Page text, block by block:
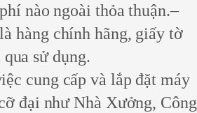
nào ngoài thỏa thuận.–
hàng chính hãng, giấy tờ
sử dụng.
cung cấp và lắp đặt máy
đại như Nhà Xưởng, Công